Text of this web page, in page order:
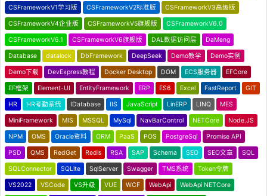
CSFrameworkV1学习版 CSFrameworkV2标准版 CSFrameworkV3高级版
CSFrameworkV4企业版 CSFrameworkV5旗舰版 CSFrameworkV6.0
CSFrameworkV6.1 CSFrameworkV6旗舰版 DAL数据访问层 DaMeng
Database datalock DbFramework DeepSeek Demo教学 Demo实例
Demo下载 DevExpress教程 Docker Desktop DOM ECS服务器 EFCore
EF框架 Element-UI EntityFramework ERP ES6 Excel FastReport GIT
HR HR考勤系统 IDatabase IIS JavaScript LinERP LINQ MES
MiniFramework MIS MSSQL MySql NavBarControl NETCore Node.JS
NPM OMS Oracle资料 ORM PaaS POS PostgreSql Promise API
PSD QMS RedGet Redis RSA SAP Schema SEO SEO文章 SQL
SQLConnector SQLite SqlServer Swagger TMS系统 Token令牌
VS2022 VSCode VS升级 VUE WCF WebApi WebApi NETCore